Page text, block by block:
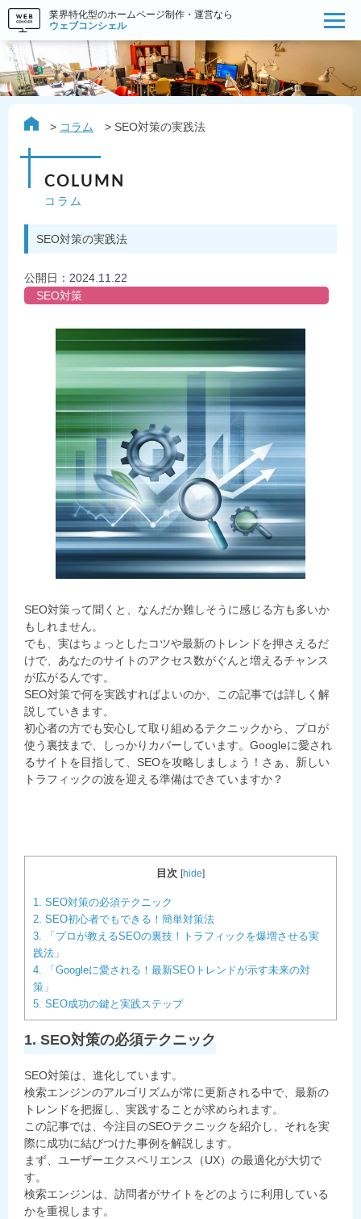
業界特化型のホームページ制作・運営なら
ウェブコンシェル
コラム SEO対策の実践法
COLUMN
コラム
SEO対策の実践法
公開日： 2024.11.22
SEO対策
SEO対策って聞くと、なんだか難しそうに感じる方も多いか
もしれません。
でも、実はちょっとしたコツや最新のトレンドを押さえるだ
けで、あなたのサイトのアクセス数がぐんと増えるチャンス
が広がるんです。
SEO対策で何を実践すればよいのか、この記事では詳しく解
説していきます。
初心者の方でも安心して取り組めるテクニックから、プロが
使う裏技まで、しっかりカバーしています。Googleに愛され
るサイトを目指して、SEOを攻略しましょう！さぁ、新しい
トラフィックの波を迎える準備はできていますか？
目次 [hide]
1. SEO対策の必須テクニック
2. SEO初心者でもできる！簡単対策法
3. 「プロが教えるSEOの裏技！トラフィックを爆増させる実
践法」
4. 「Googleに愛される！最新SEOトレンドが示す未来の対
策」
5. SEO成功の鍵と実践ステップ
1. SEO対策の必須テクニック
SEO対策は、進化しています。
検索エンジンのアルゴリズムが常に更新される中で、最新の
トレンドを把握し、実践することが求められます。
この記事では、今注目のSEOテクニックを紹介し、それを実
際に成功に結びつけた事例を解説します。
まず、ユーザーエクスペリエンス（UX）の最適化が大切で
す。
検索エンジンは、訪問者がサイトをどのように利用している
かを重視します。